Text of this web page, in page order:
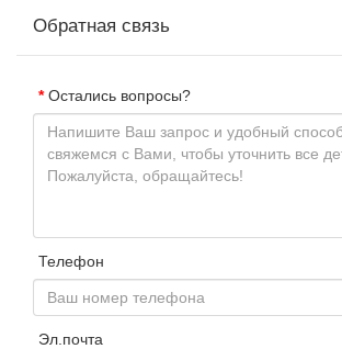
Обратная связь
Остались вопросы?
Телефон
Эл.почта